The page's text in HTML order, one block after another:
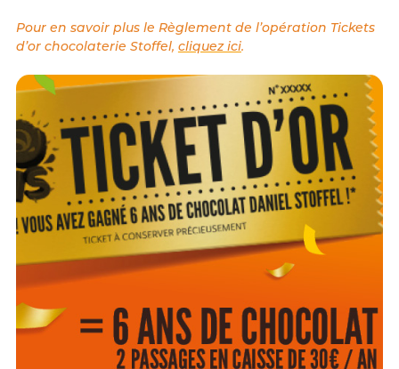
Pour en savoir plus le Règlement de l’opération Tickets
d’or chocolaterie Stoffel, cliquez ici.